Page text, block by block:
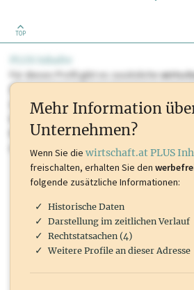
TOP
PLUS Inhalte
Für dieses Profil gibt es zusätzliche
Sie momentan nicht einsehen können.
oder loggen Sie sich ein um diese Inhalte zu
Marken, Patente, Rechtstatsachen, OTS-
mehr.
Mehr Information
Unternehmen?
Wenn Sie die wirtschaft.at PLUS
freischalten, erhalten Sie den
folgende zusätzliche Informationen:
Historische Daten
Darstellung im zeitlichen Verlauf
Rechtstatsachen (4)
Weitere Profile an dieser Adresse